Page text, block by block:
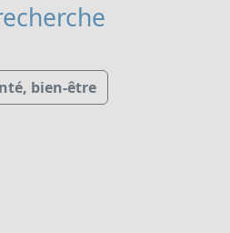
bien-être